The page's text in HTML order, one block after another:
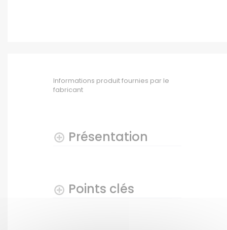
Informations produit fournies par le
fabricant
Présentation
Points clés